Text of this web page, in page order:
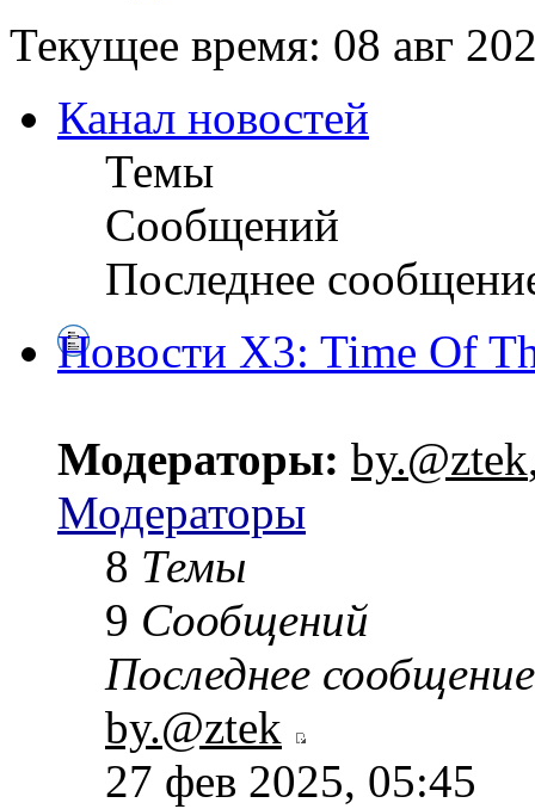
Текущее время: 08 авг
Канал новостей
Темы
Сообщений
Последнее
Новости X3: Time Of
Модераторы: by.@ztek
Модераторы
8 Темы
9 Сообщений
Последнее сообщение
by.@ztek
27 фев 2025, 05:45